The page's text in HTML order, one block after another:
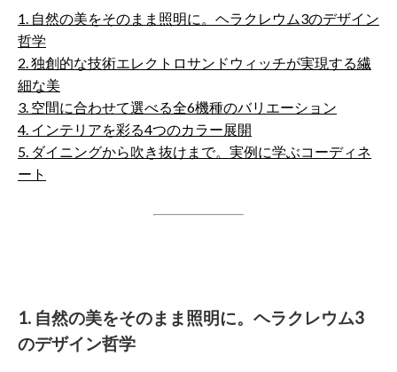
1. 自然の美をそのまま照明に。ヘラクレウム3のデザイン
哲学
2. 独創的な技術エレクトロサンドウィッチが実現する繊
細な美
3. 空間に合わせて選べる全6機種のバリエーション
4. インテリアを彩る4つのカラー展開
5. ダイニングから吹き抜けまで。実例に学ぶコーディネ
ート
1. 自然の美をそのまま照明に。ヘラクレウム3
のデザイン哲学